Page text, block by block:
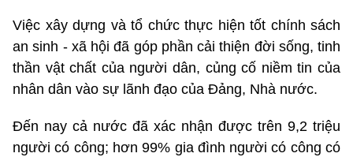
Việc xây dựng và tổ chức thực hiện tốt chính sách
an sinh - xã hội đã góp phần cải thiện đời sống, tinh
thần vật chất của người dân, củng cố niềm tin của
nhân dân vào sự lãnh đạo của Đảng, Nhà nước.
Đến nay cả nước đã xác nhận được trên 9,2 triệu
người có công; hơn 99% gia đình người có công có